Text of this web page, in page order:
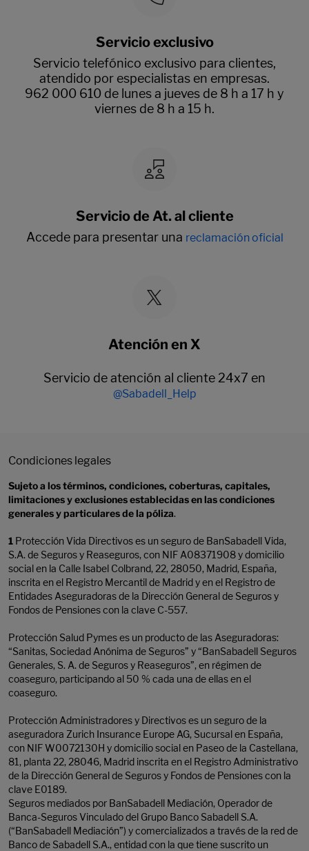
Servicio exclusivo
Servicio telefónico exclusivo para clientes,
atendido por especialistas en empresas.
962 000 610 de lunes a jueves de 8 h a 17 h y
viernes de 8 h a 15 h.
Servicio de At. al cliente
Accede para presentar una reclamación oficial
Atención en X
Servicio de atención al cliente 24x7 en
@Sabadell_Help
Condiciones legales
Sujeto a los términos, condiciones, coberturas, capitales,
limitaciones y exclusiones establecidas en las condiciones
generales y particulares de la póliza.
1 Protección Vida Directivos es un seguro de BanSabadell Vida,
S.A. de Seguros y Reaseguros, con NIF A08371908 y domicilio
social en la Calle Isabel Colbrand, 22, 28050, Madrid, España,
inscrita en el Registro Mercantil de Madrid y en el Registro de
Entidades Aseguradoras de la Dirección General de Seguros y
Fondos de Pensiones con la clave C-557.
Protección Salud Pymes es un producto de las Aseguradoras:
“Sanitas, Sociedad Anónima de Seguros” y “BanSabadell Seguros
Generales, S. A. de Seguros y Reaseguros”, en régimen de
coaseguro, participando al 50 % cada una de ellas en el
coaseguro.
Protección Administradores y Directivos es un seguro de la
aseguradora Zurich Insurance Europe AG, Sucursal en España,
con NIF W0072130H y domicilio social en Paseo de la Castellana,
81, planta 22, 28046, Madrid inscrita en el Registro Administrativo
de la Dirección General de Seguros y Fondos de Pensiones con la
clave E0189.
Seguros mediados por BanSabadell Mediación, Operador de
Banca-Seguros Vinculado del Grupo Banco Sabadell S.A.
(“BanSabadell Mediación”) y comercializados a través de la red de
Banco de Sabadell S.A., entidad con la que tiene suscrito un